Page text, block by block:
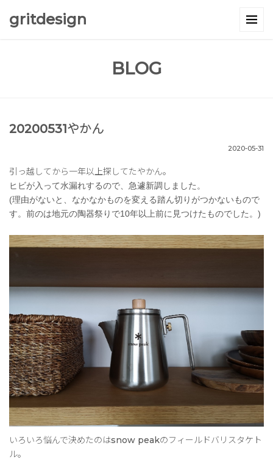
gritdesign
BLOG
20200531やかん
2020-05-31
引っ越してから一年以上探してたやかん。
ヒビが入って水漏れするので、急遽新調しました。
(理由がないと、なかなかものを変える踏ん切りがつかないもので
す。前のは地元の陶器祭りで10年以上前に見つけたものでした。)
いろいろ悩んで決めたのはsnow peakのフィールドバリスタケト
ル。